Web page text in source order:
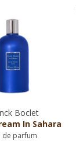
Boclet
In Sahara
de parfum